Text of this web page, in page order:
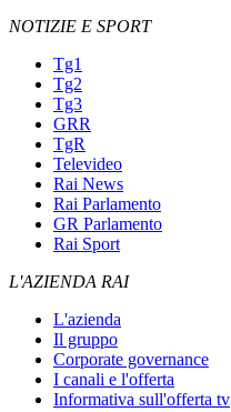
NOTIZIE E SPORT
Tg1
Tg2
Tg3
GRR
TgR
Televideo
Rai News
Rai Parlamento
GR Parlamento
Rai Sport
L'AZIENDA RAI
L'azienda
Il gruppo
Corporate governance
I canali e l'offerta
Informativa sull'offerta tv